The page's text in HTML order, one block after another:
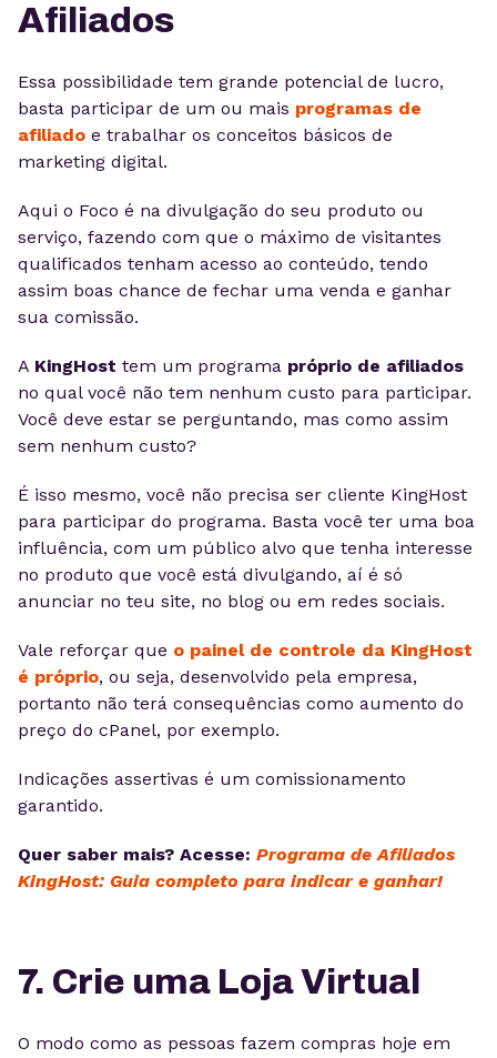
Afiliados
Essa possibilidade tem grande potencial de lucro,
basta participar de um ou mais programas de
afiliado e trabalhar os conceitos básicos de
marketing digital.
Aqui o Foco é na divulgação do seu produto ou
serviço, fazendo com que o máximo de visitantes
qualificados tenham acesso ao conteúdo, tendo
assim boas chance de fechar uma venda e ganhar
sua comissão.
A KingHost tem um programa próprio de afiliados
no qual você não tem nenhum custo para participar.
Você deve estar se perguntando, mas como assim
sem nenhum custo?
É isso mesmo, você não precisa ser cliente KingHost
para participar do programa. Basta você ter uma boa
influência, com um público alvo que tenha interesse
no produto que você está divulgando, aí é só
anunciar no teu site, no blog ou em redes sociais.
Vale reforçar que o painel de controle da KingHost
é próprio, ou seja, desenvolvido pela empresa,
portanto não terá consequências como aumento do
preço do cPanel, por exemplo.
Indicações assertivas é um comissionamento
garantido.
Quer saber mais? Acesse: Programa de Afiliados
KingHost: Guia completo para indicar e ganhar!
7. Crie uma Loja Virtual
O modo como as pessoas fazem compras hoje em